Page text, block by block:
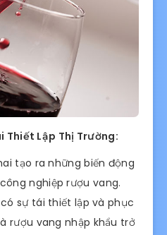
Thiết Lập Thị Trường:
tạo ra những biến động
nghiệp rượu vang.
sự tái thiết lập và phục
rượu vang nhập khẩu trở